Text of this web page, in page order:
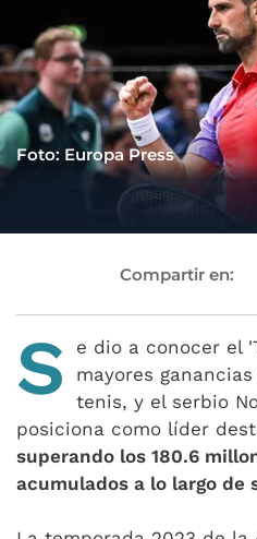
Foto: Europa Press
Compartir en:
S
e dio a conocer el
mayores
tenis, y el serbio
posiciona como líder
superando los 180.6
acumulados a lo largo de